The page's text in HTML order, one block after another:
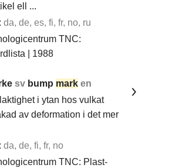
ell ...
da, de, es, fi, fr, no, ru
TNC:
| 1988
sv bump mark en
i ytan hos vulkat
av deformation i det mer
da, de, fi, fr, no
TNC: Plast-